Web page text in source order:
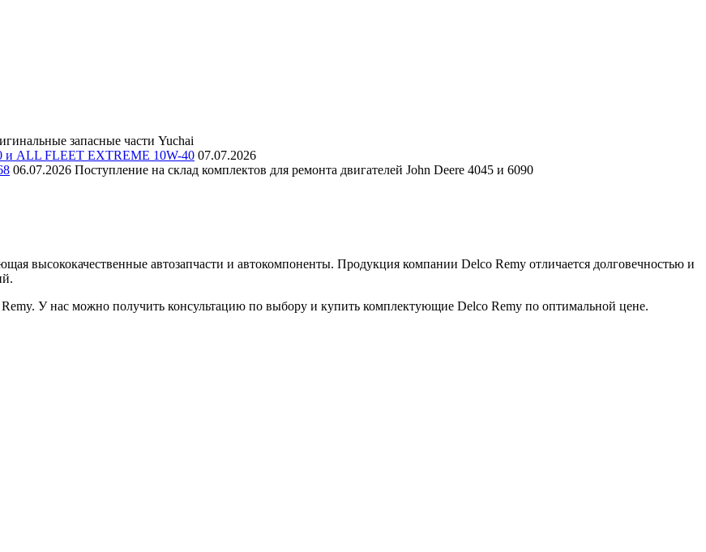
запасные части Yuchai
и ALL FLEET EXTREME 10W-40 07.07.2026
06.07.2026 Поступление на склад комплектов для ремонта двигателей John Deere 4045 и 6090
высококачественные автозапчасти и автокомпоненты. Продукция компании Delco Remy отличается долговечностью и
У нас можно получить консультацию по выбору и купить комплектующие Delco Remy по оптимальной цене.